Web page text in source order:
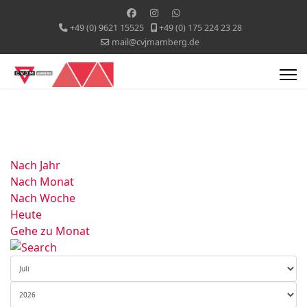
+49 (0) 9621 15525
+49 (0) 175 224 23 28
mail@cvjmamberg.de
Nach Jahr
Nach Monat
Nach Woche
Heute
Gehe zu Monat